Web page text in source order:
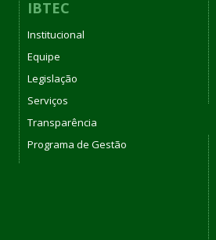
IBTEC
Institucional
Equipe
Legislação
Serviços
Transparência
Programa de Gestão